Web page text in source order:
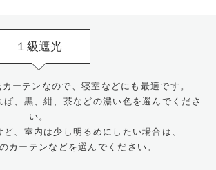
１級遮光
ーテンなので、寝室などにも最適です。
、黒、紺、茶などの濃い色を選んでくださ
い。
、室内は少し明るめにしたい場合は、
カーテンなどを選んでください。